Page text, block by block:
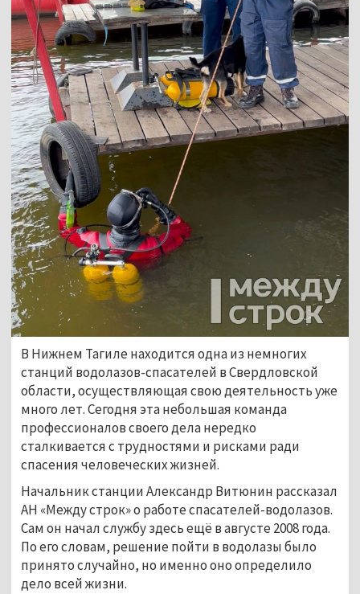
В Нижнем Тагиле находится одна из немногих
станций водолазов-спасателей в Свердловской
области, осуществляющая свою деятельность уже
много лет. Сегодня эта небольшая команда
профессионалов своего дела нередко
сталкивается с трудностями и рисками ради
спасения человеческих жизней.
Начальник станции Александр Витюнин рассказал
АН «Между строк» о работе спасателей-водолазов.
Сам он начал службу здесь ещё в августе 2008 года.
По его словам, решение пойти в водолазы было
принято случайно, но именно оно определило
дело всей жизни.